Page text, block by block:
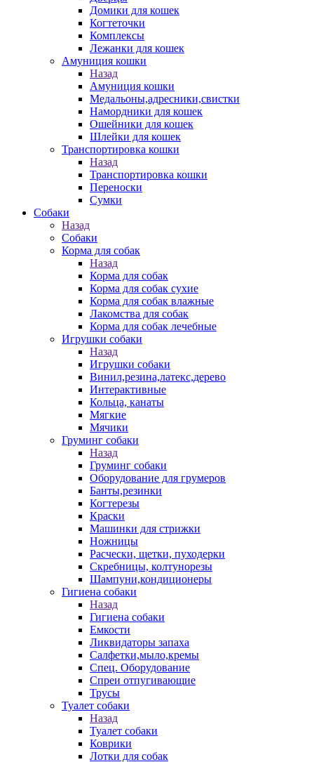
Домики для кошек
Когтеточки
Комплексы
Лежанки для кошек
Амуниция кошки
Назад
Амуниция кошки
Медальоны,адресники,свистки
Намордники для кошек
Ошейники для кошек
Шлейки для кошек
Транспортировка кошки
Назад
Транспортировка кошки
Переноски
Сумки
Собаки
Назад
Собаки
Корма для собак
Назад
Корма для собак
Корма для собак сухие
Корма для собак влажные
Лакомства для собак
Корма для собак лечебные
Игрушки собаки
Назад
Игрушки собаки
Винил,резина,латекс,дерево
Интерактивные
Кольца, канаты
Мягкие
Мячики
Груминг собаки
Назад
Груминг собаки
Оборудование для грумеров
Банты,резинки
Когтерезы
Краски
Машинки для стрижки
Ножницы
Расчески, щетки, пуходерки
Скребницы, колтунорезы
Шампуни,кондиционеры
Гигиена собаки
Назад
Гигиена собаки
Емкости
Ликвидаторы запаха
Салфетки,мыло,кремы
Спец. Оборудование
Спреи отпугивающие
Трусы
Туалет собаки
Назад
Туалет собаки
Коврики
Лотки для собак